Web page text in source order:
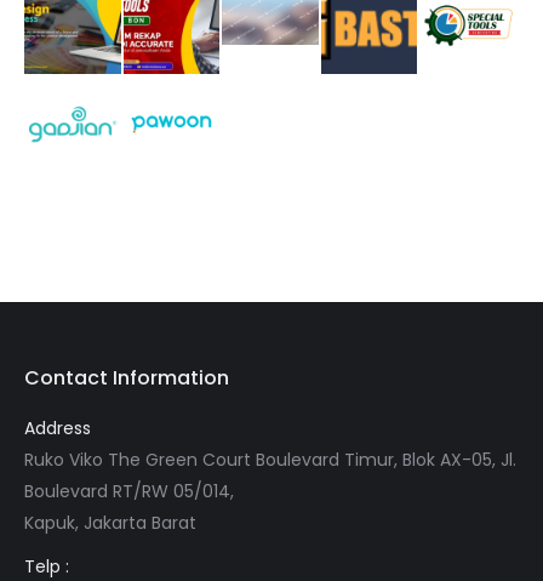
Contact Information
Address
Ruko Viko The Green Court Boulevard Timur, Blok AX-05, Jl.
Boulevard RT/RW 05/014,
Kapuk, Jakarta Barat
Telp :